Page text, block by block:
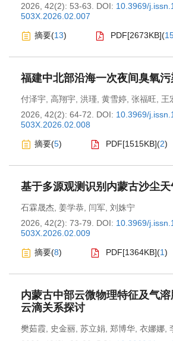
2026, 42(2): 53-63.
DOI: 10.3969/
503X.2026.02.007
摘要(13) PDF[2673KB](
福建中北部沿海一次夜间臭氧
付泽宇 高翔宇 洪瑾 黄雪婷 张福旺
王
2026, 42(2): 64-72.
DOI: 10.3969/
503X.2026.02.008
摘要(5) PDF[1515KB](2)
基于多源观测识别内蒙古沙尘天
石霖晟杰 姜学恭 闫军 刘姝宁
2026, 42(2): 73-79.
DOI: 10.3969/
503X.2026.02.009
摘要(8) PDF[1364KB](1)
内蒙古中部云微物理特征及气
云滴关系探讨
樊茹霞 史金丽 苏立娟 郑博华 衣娜娜